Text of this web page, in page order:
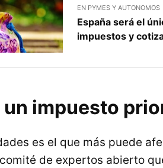
EN PYMES Y AUTONOMOS
España será el
impuestos y
un impuesto
es el que más puede
de expertos abierto